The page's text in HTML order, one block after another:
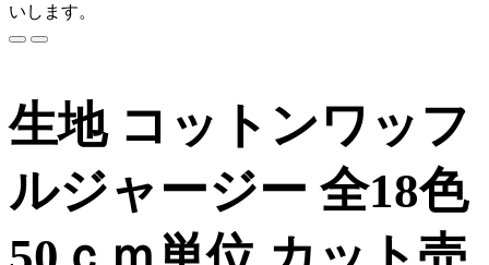
いします。
生地 コットンワッフ
ルジャージー 全18色